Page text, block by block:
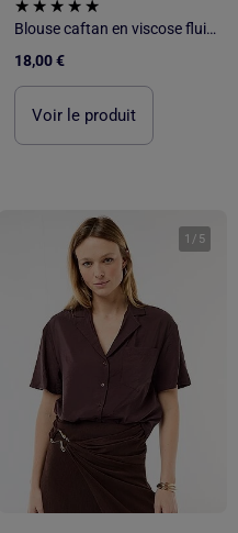
Blouse caftan en viscose fluide
18,00 €
Voir le produit
1 / 5